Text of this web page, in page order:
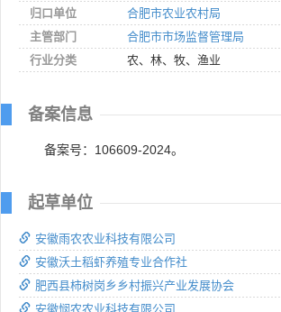
归口单位
合肥市农业农村局
主管部门
合肥市市场监督管理局
行业分类
农、林、牧、渔业
备案信息
备案号：106609-2024。
起草单位
安徽雨农农业科技有限公司
安徽沃土稻虾养殖专业合作社
肥西县柿树岗乡乡村振兴产业发展协会
安徽悯农农业科技有限公司